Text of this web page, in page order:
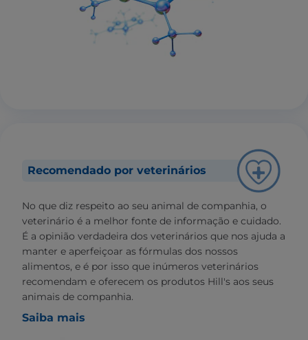
Recomendado por veterinários
No que diz respeito ao seu animal de companhia, o
veterinário é a melhor fonte de informação e cuidado.
É a opinião verdadeira dos veterinários que nos ajuda a
manter e aperfeiçoar as fórmulas dos nossos
alimentos, e é por isso que inúmeros veterinários
recomendam e oferecem os produtos Hill's aos seus
animais de companhia.
Saiba mais